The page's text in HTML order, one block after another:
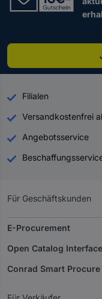
Filialen
Versandkostenfrei
Angebotsservice
Für Geschäftskunden
E-Procurement
Open Catalog
Conrad Smart Procure